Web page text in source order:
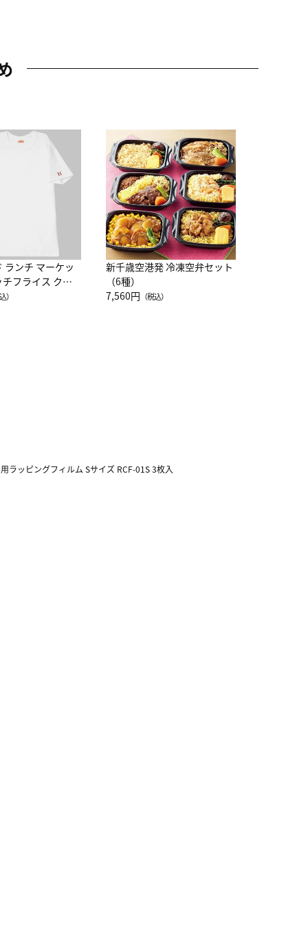
ランチ マーケッ
フライス クル
半袖Ｔシャツ
）
新千歳空港発 冷凍空弁セット
（6種）
7,560円 （税込）
ラッピングフィルム Sサイズ RCF-01S 3枚入